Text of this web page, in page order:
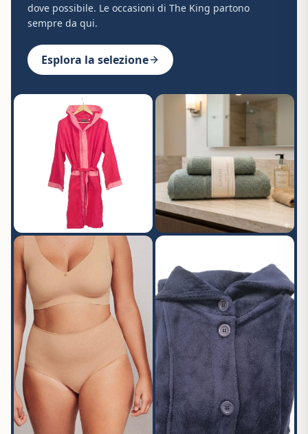
dove possibile. Le occasioni di The King partono
sempre da qui.
Esplora la selezione